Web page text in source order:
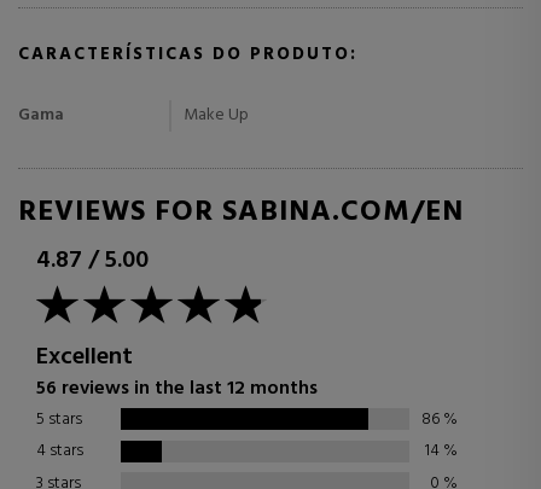
CARACTERÍSTICAS DO PRODUTO:
Gama Make Up
REVIEWS FOR SABINA.COM/EN
4.87/5.00
Excellent
56 reviews in the last 12 months
5 stars 86%
4 stars
14%
3 stars
0 %